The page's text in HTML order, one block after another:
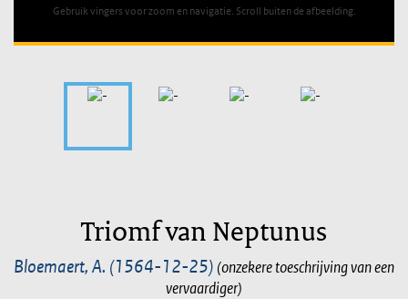
Gebruik vingers voor zoom en navigatie. Scroll buiten de afbeelding.
Triomf van Neptunus
Bloemaert, A. (1564-12-25) (onzekere toeschrijving van een
vervaardiger)